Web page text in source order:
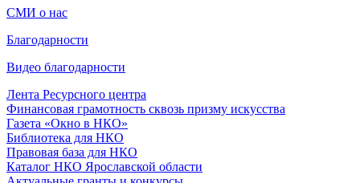
СМИ о нас
Благодарности
Видео благодарности
Лента Ресурсного центра
Финансовая грамотность сквозь призму искусства
Газета «Окно в НКО»
Библиотека для НКО
Правовая база для НКО
Каталог НКО Ярославской области